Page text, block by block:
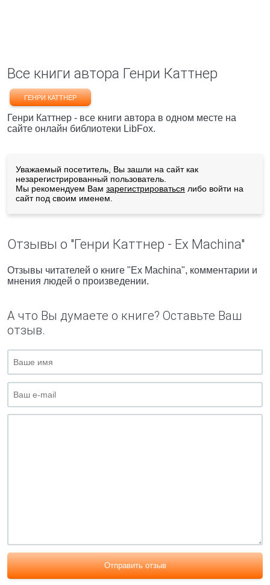
Все книги автора Генри Каттнер
ГЕНРИ КАТТНЕР
Генри Каттнер - все книги автора в одном месте на
сайте онлайн библиотеки LibFox.
Уважаемый посетитель, Вы зашли на сайт как
незарегистрированный пользователь.
Мы рекомендуем Вам зарегистрироваться либо войти на
сайт под своим именем.
Отзывы о "Генри Каттнер - Ex Machina"
Отзывы читателей о книге "Ex Machina", комментарии и
мнения людей о произведении.
А что Вы думаете о книге? Оставьте Ваш
отзыв.
Отправить отзыв